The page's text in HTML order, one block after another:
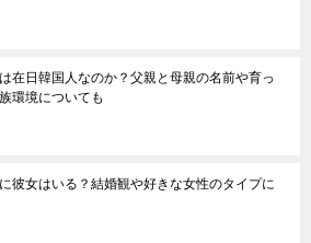
在日韓国人なのか？父親と母親の名前や育っ
環境についても
彼女はいる？結婚観や好きな女性のタイプに